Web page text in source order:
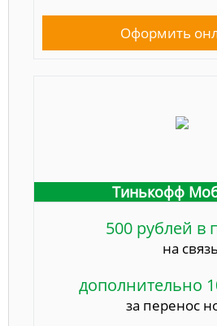
Оформить
Тинькофф
500 рублей в
на связь
дополнительно
за перенос